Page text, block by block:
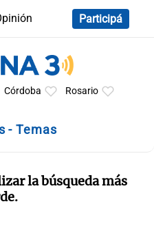
Participá
Córdoba Rosario
- Temas
la búsqueda más